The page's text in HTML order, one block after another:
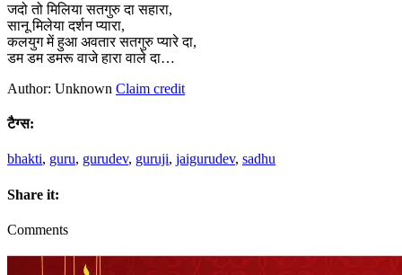
जदो तो मिलिया सतगुरु दा सहारा,
सानू मिलेया दर्शन प्यारा,
कलयुग में हुआ अवतार सतगुरु प्यारे दा,
डम डम डमरू वाजे हारा वाले दा…
Author: Unknown Claim credit
टैग्स:
bhakti, guru, gurudev, guruji, jaigurudev, sadhu
Share it:
Comments